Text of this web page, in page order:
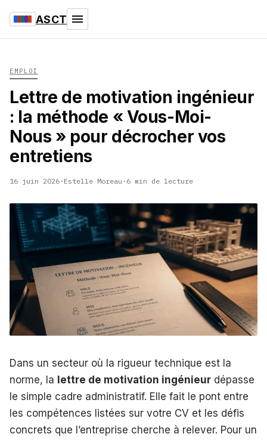
ASCT
EMPLOI
Lettre de motivation ingénieur
: la méthode « Vous-Moi-
Nous » pour décrocher vos
entretiens
16 juin 2026 · Estelle Moreau · 6 min de lecture
Dans un secteur où la rigueur technique est la
norme, la lettre de motivation ingénieur dépasse
le simple cadre administratif. Elle fait le pont entre
les compétences listées sur votre CV et les défis
concrets que l’entreprise cherche à relever. Pour un